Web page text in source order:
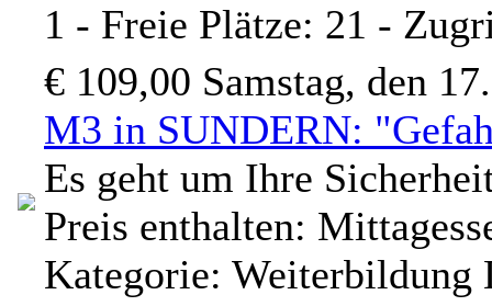
1 - Freie Plätze: 21 -
€ 109,00 Samstag, den
M3 in SUNDERN:
Es geht um Ihre
Preis enthalten:
Kategorie: Weiterbildung